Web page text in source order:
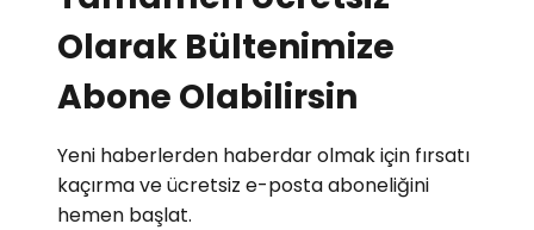
Olarak Bültenimize
Abone Olabilirsin
Yeni haberlerden haberdar olmak için fırsatı
kaçırma ve ücretsiz e-posta aboneliğini
hemen başlat.